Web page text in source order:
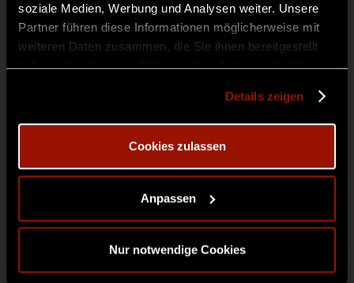
soziale Medien, Werbung und Analysen weiter. Unsere
Partner führen diese Informationen möglicherweise mit
weiteren Daten zusammen, die Sie ihnen bereitgestellt
haben oder die sie im Rahmen Ihrer Nutzung der Dienste
Details zeigen
Cookies zulassen
Anpassen
Nur notwendige Cookies
13. März 2027 - 14. März 2027
13.03. – 14.03.2027: BAL du MASQUE 2027
159,00–€209,00
€209,00
Dieses
Produkt
weist